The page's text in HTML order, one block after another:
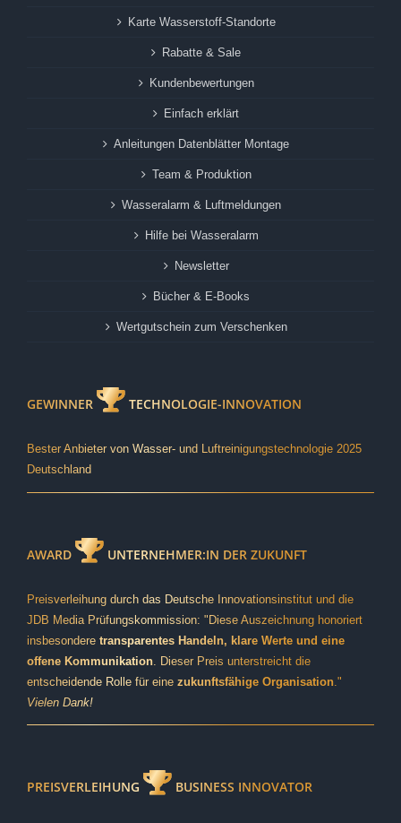
Karte Wasserstoff-Standorte
Rabatte & Sale
Kundenbewertungen
Einfach erklärt
Anleitungen Datenblätter Montage
Team & Produktion
Wasseralarm & Luftmeldungen
Hilfe bei Wasseralarm
Newsletter
Bücher & E-Books
Wertgutschein zum Verschenken
GEWINNER TECHNOLOGIE-INNOVATION
Bester Anbieter von Wasser- und Luftreinigungstechnologie 2025
Deutschland
AWARD UNTERNEHMER:IN DER ZUKUNFT
Preisverleihung durch das Deutsche Innovationsinstitut und die
JDB Media Prüfungskommission: "Diese Auszeichnung honoriert
insbesondere transparentes Handeln, klare Werte und eine
offene Kommunikation . Dieser Preis unterstreicht die
entscheidende Rolle für eine zukunftsfähige Organisation ."
Vielen Dank!
PREISVERLEIHUNG BUSINESS INNOVATOR